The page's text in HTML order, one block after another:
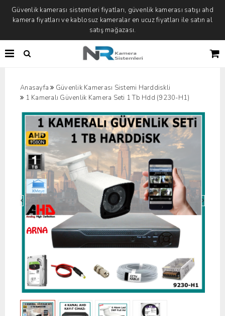
Güvenlik kamerası sistemleri fiyatları, güvenlik kamerası satışı ahd
kamera fiyatları ve kablosuz kameralar en ucuz fiyatları ile satın al
satış mağazası.
Anasayfa
Güvenlik Kamerası Sistemi Harddiskli
1 Kameralı Güvenlik Kamera Seti 1 Tb Hdd (9230-H1)